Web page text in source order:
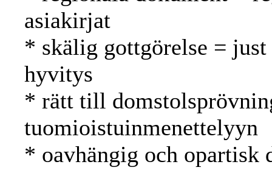
asiakirjat
* skälig gottgörelse =
hyvitys
* rätt till
tuomioistuinmenettelyyn
* oavhängig och opartisk